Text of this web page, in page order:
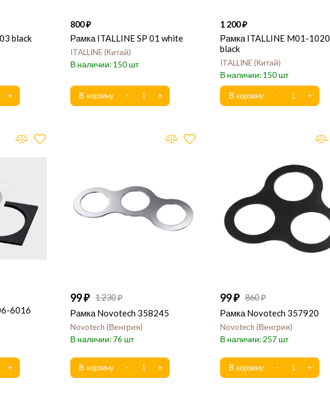
black
800
Рамка ITALLINE SP 01 white
ITALLINE Китай
150
1 200
Рамка ITALLINE M01-1020
black
ITALLINE Китай
150
6016
99 1 230
Рамка Novotech 358245
Novotech Венгрия
76
99 860
Рамка Novotech 357920
Novotech Венгрия
257